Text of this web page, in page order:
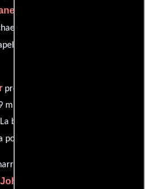
Myers, age 10 y
de Deborah Myers (
producida en EE.UU.. Con una
esta película tiene
banda sonora para esta
por
esta obra está compartida
John Carpenter